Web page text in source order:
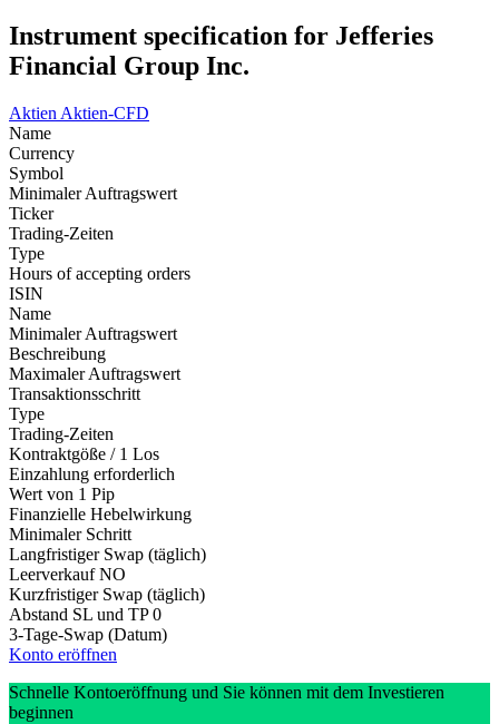
Instrument specification for Jefferies
Financial Group Inc.
Aktien Aktien-CFD
Name
Currency
Symbol
Minimaler Auftragswert
Ticker
Trading-Zeiten
Type
Hours of accepting orders
ISIN
Name
Minimaler Auftragswert
Beschreibung
Maximaler Auftragswert
Transaktionsschritt
Type
Trading-Zeiten
Kontraktgöße / 1 Los
Einzahlung erforderlich
Wert von 1 Pip
Finanzielle Hebelwirkung
Minimaler Schritt
Langfristiger Swap (täglich)
Leerverkauf NO
Kurzfristiger Swap (täglich)
Abstand SL und TP 0
3-Tage-Swap (Datum)
Konto eröffnen
Schnelle Kontoeröffnung und Sie können mit dem Investieren
beginnen